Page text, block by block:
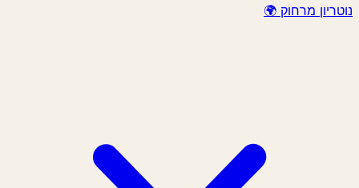
מרחוק 🌍